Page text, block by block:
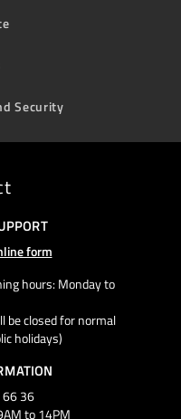
Security
form
hours: Monday to
be closed for normal
holidays)
66 36
to 14PM